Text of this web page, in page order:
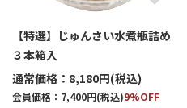
【特選】じゅんさい水煮瓶詰め
３本箱入
通常価格：8,180円(税込)
会員価格：7,400円(税込)9%OFF